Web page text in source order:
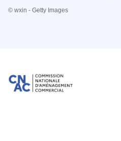
© wxin - Getty Images